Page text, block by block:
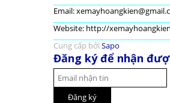
Email:
Website: http://
Cung cấp bởi Sapo
Đăng ký để nhận